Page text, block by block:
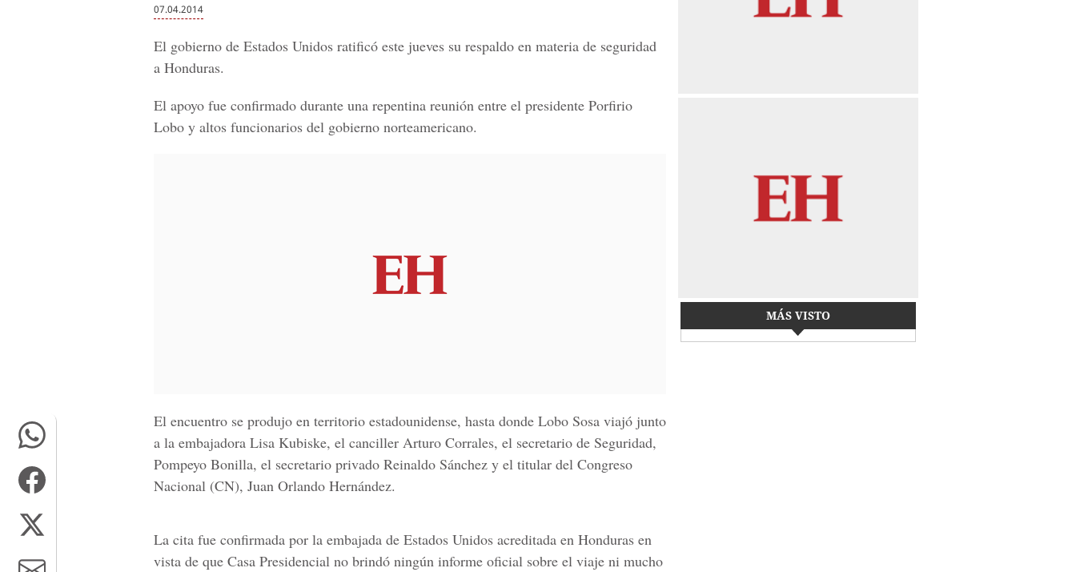
07.04.2014
El gobierno de Estados Unidos ratificó este jueves su respaldo en materia de seguridad
a Honduras.
El apoyo fue confirmado durante una repentina reunión entre el presidente Porfirio
Lobo y altos funcionarios del gobierno norteamericano.
El encuentro se produjo en territorio estadounidense, hasta donde Lobo Sosa viajó junto
a la embajadora Lisa Kubiske, el canciller Arturo Corrales, el secretario de Seguridad,
Pompeyo Bonilla, el secretario privado Reinaldo Sánchez y el titular del Congreso
Nacional (CN), Juan Orlando Hernández.
La cita fue confirmada por la embajada de Estados Unidos acreditada en Honduras en
vista de que Casa Presidencial no brindó ningún informe oficial sobre el viaje ni mucho
MÁS VISTO